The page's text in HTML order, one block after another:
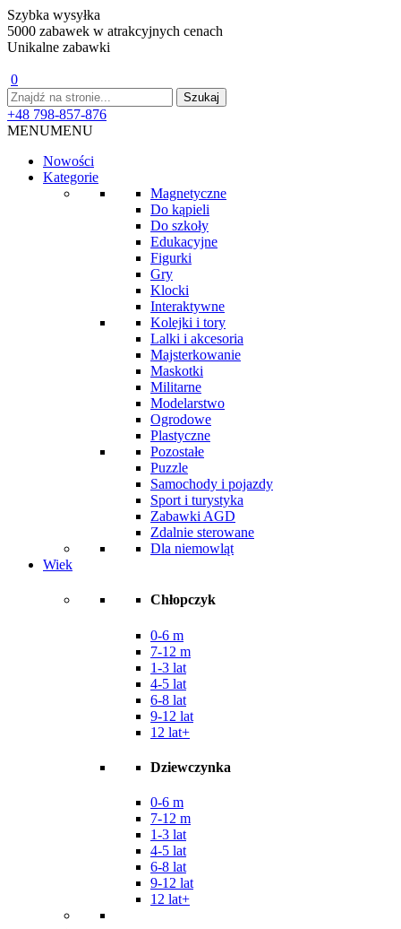
Szybka wysyłka
5000 zabawek w atrakcyjnych cenach
Unikalne zabawki
0
+48 798-857-876
MENUMENU
Nowości
Kategorie
Magnetyczne
Do kąpieli
Do szkoły
Edukacyjne
Figurki
Gry
Klocki
Interaktywne
Kolejki i tory
Lalki i akcesoria
Majsterkowanie
Maskotki
Militarne
Modelarstwo
Ogrodowe
Plastyczne
Pozostałe
Puzzle
Samochody i pojazdy
Sport i turystyka
Zabawki AGD
Zdalnie sterowane
Dla niemowląt
Wiek
Chłopczyk
0-6 m
7-12 m
1-3 lat
4-5 lat
6-8 lat
9-12 lat
12 lat+
Dziewczynka
0-6 m
7-12 m
1-3 lat
4-5 lat
6-8 lat
9-12 lat
12 lat+